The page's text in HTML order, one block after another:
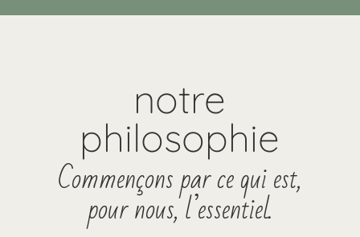
notre
philosophie
Commençons par ce qui est,
pour nous, l’essentiel.